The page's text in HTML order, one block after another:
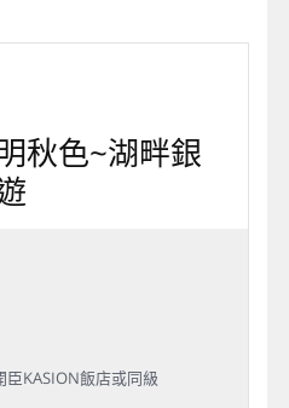
秋色~湖畔銀
KASION飯店或同級